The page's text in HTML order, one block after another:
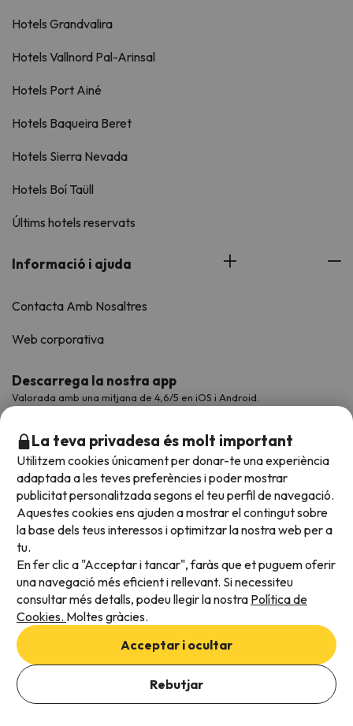
Hotels Grandvalira
Hotels Vallnord Pal-Arinsal
Hotels Port Ainé
Hotels Baqueira Beret
Hotels Sierra Nevada
Hotels Boí Taüll
Últims hotels reservats
Informació i ajuda
Contacta Amb Nosaltres
Web corporativa
Descarrega la nostra app
Valorada amb una mitjana de 4,6/5 en iOS i Android.
Acceptem
Condicions generals
Privadesa de dades
Política de cookies
La teva privadesa és molt important
Utilitzem cookies únicament per donar-te una experiència
adaptada a les teves preferències i poder mostrar
publicitat personalitzada segons el teu perfil de navegació.
Aquestes cookies ens ajuden a mostrar el contingut sobre
la base dels teus interessos i optimitzar la nostra web per a
tu.
En fer clic a "Acceptar i tancar", faràs que et puguem oferir
una navegació més eficient i rellevant. Si necessiteu
consultar més detalls, podeu llegir la nostra Política de
Cookies. Moltes gràcies.
Acceptar i ocultar
Rebutjar